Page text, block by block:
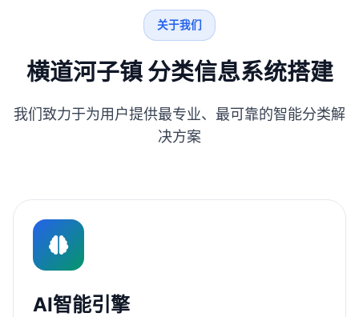
关于我们
横道河子镇 分类信息系统搭建
我们致力于为用户提供最专业、最可靠的智能分类解
决方案
AI智能引擎